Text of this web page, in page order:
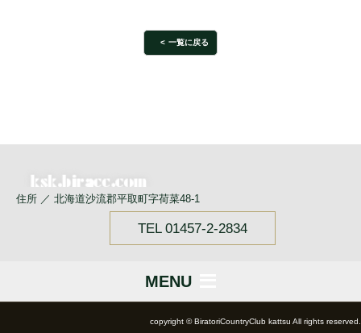
一覧に戻る
住所 ／ 北海道沙流郡平取町字荷菜48-1
TEL 01457-2-2834
MENU
copyright © BiratoriCountryClub kattsu All rights reserved.